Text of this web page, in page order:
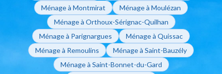
Ménage à Montmirat
Ménage à Moulézan
Ménage à Orthoux-Sérignac-Quilhan
Ménage à Parignargues
Ménage à Quissac
Ménage à Remoulins
Ménage à Saint-Bauzély
Ménage à Saint-Bonnet-du-Gard